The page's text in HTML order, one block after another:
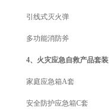
引线式灭火弹
多功能消防斧
4、火灾应急自救产品套装
家庭应急箱A套
安全防护应急箱C套